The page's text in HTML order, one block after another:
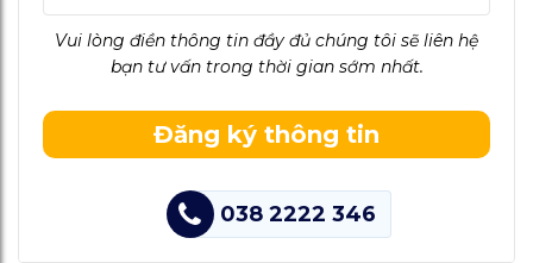
Vui lòng điền thông tin đầy đủ chúng tôi sẽ liên hệ
bạn tư vấn trong thời gian sớm nhất.
Đăng ký thông tin
038 2222 346